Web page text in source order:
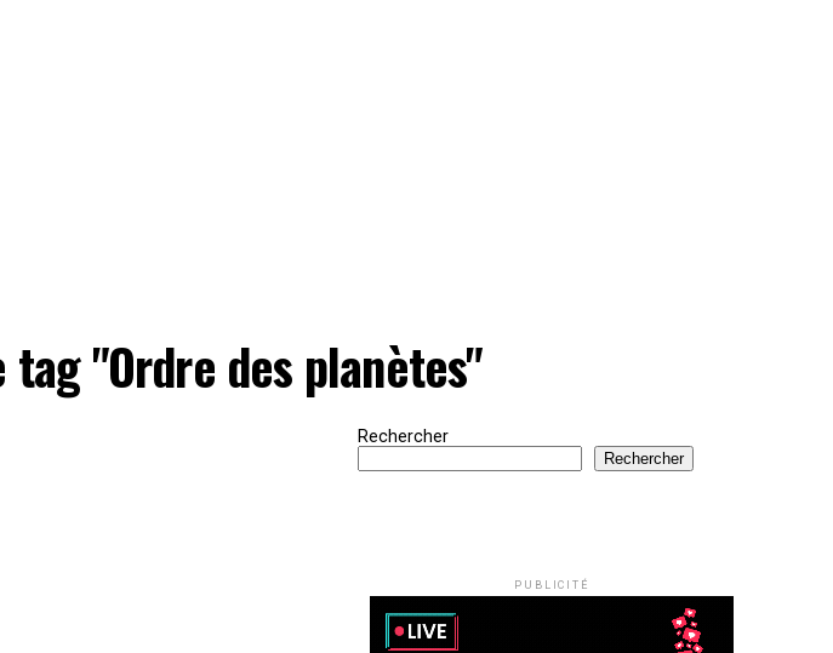
"Ordre des planètes"
Rechercher
Rechercher
PUBLICITÉ